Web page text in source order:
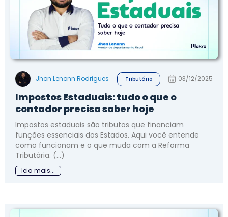
Jhon Lenonn Rodrigues Tributário 03/12/2025
Impostos Estaduais: tudo o que o
contador precisa saber hoje
Impostos estaduais são tributos que financiam
funções essenciais dos Estados. Aqui você entende
como funcionam e o que muda com a Reforma
Tributária. (...)
leia mais...